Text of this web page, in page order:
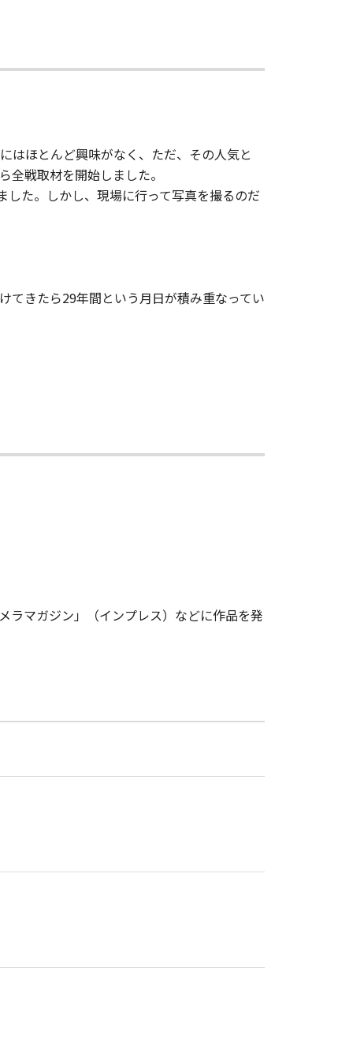
はほとんど興味がなく、ただ、その人気と
戦取材を開始しました。
た。しかし、現場に行って写真を撮るのだ
きたら29年間という月日が積み重なってい
マガジン」（インプレス）などに作品を発